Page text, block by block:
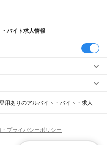
バイト求人情報
市伊丹市相生市豊岡市加古川市
三田市加西市丹波篠山市養父市
駅 芦屋駅 甲南山手駅
内職 全国配送あり 兵庫県 神崎郡 内職
用ありのアルバイト・バイト・求人
・プライバシーポリシー